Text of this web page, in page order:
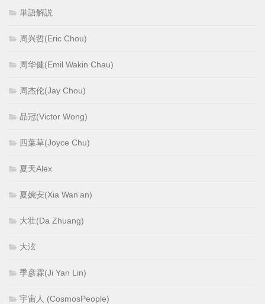
単語解説
周兴哲(Eric Chou)
周华健(Emil Wakin Chau)
周杰伦(Jay Chou)
品冠(Victor Wong)
四葉草(Joyce Chu)
夏天Alex
夏婉安(Xia Wan'an)
大壮(Da Zhuang)
大泫
季彦霖(Ji Yan Lin)
宇宙人 (CosmosPeople)